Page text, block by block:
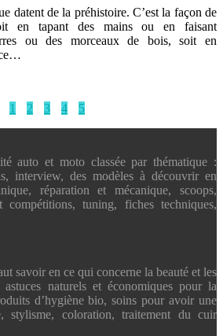
datent de la préhistoire. C’est la façon de
en tapant des mains ou en faisant
ou des morceaux de bois, soit en
1
2 3 4
5
auto et moto classée par thématique :
interview, des modèles à découvrir en
réparation et mécanique, scoops,
compétitions, tuning, fiches techniques,
savoir en ce qui concerne la beauté et les
naturels et économiques pour la
d’hygiène bio, soins pour avoir une
stylisme, coloration, traitement du cuir